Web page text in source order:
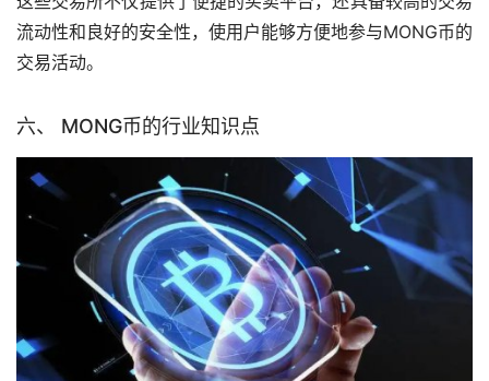
流动性和良好的安全性，使用户能够方便地参与MONG币的
交易活动。
六、 MONG币的行业知识点